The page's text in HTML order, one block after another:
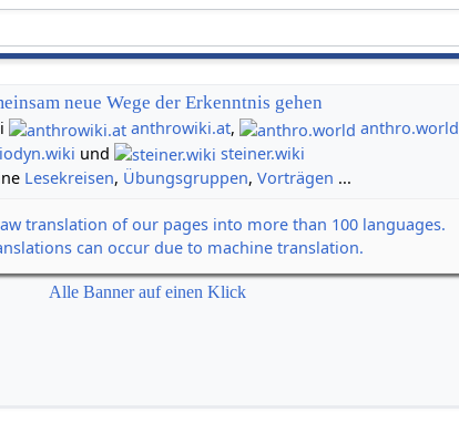
neue Wege der Erkenntnis gehen
anthrowiki.at, anthro.world
und
steiner.wiki
Lesekreisen, Übungsgruppen,Vorträgen ...
translation of our pages into more than 100 languages.
can occur due to machine translation.
Alle Banner auf einen Klick